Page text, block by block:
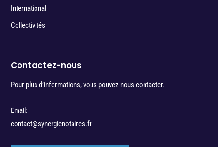
International
Collectivités
Contactez-nous
Pour plus d’informations, vous pouvez nous contacter.
Email:
contact@synergienotaires.fr